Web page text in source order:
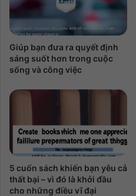
Giúp bạn đưa ra quyết định
sáng suốt hơn trong cuộc
sống và công việc
5 cuốn sách khiến bạn yêu cả
thất bại – vì đó là khởi đầu
cho những điều vĩ đại